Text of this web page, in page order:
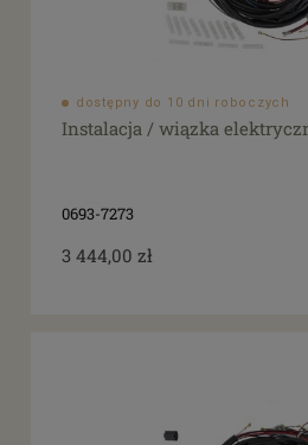
dostępny do 10 dni roboczych
Instalacja / wiązka
0693-7273
3 444,00 zł